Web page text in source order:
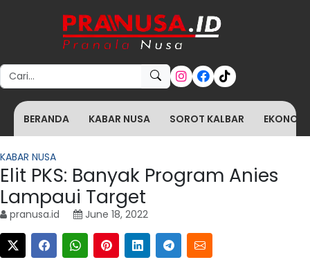
Search for:
BERANDA KABAR NUSA SOROT KALBAR
KABAR NUSA
Elit PKS: Banyak Program Anies
Lampaui Target
pranusa.id June 18, 2022